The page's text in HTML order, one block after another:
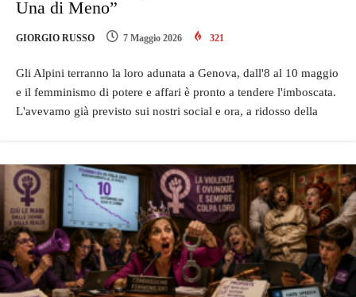
Una di Meno”
GIORGIO RUSSO 7 Maggio 2026 321
Gli Alpini terranno la loro adunata a Genova, dall'8 al 10 maggio
e il femminismo di potere e affari è pronto a tendere l'imboscata.
L'avevamo già previsto sui nostri social e ora, a ridosso della